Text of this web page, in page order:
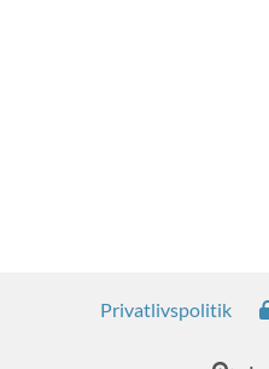
Privatlivspolitik